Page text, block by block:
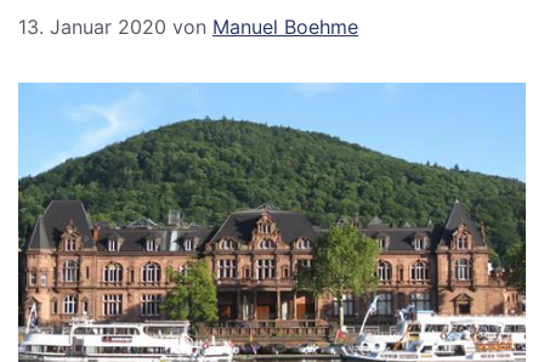
13. Januar 2020 von Manuel Boehme